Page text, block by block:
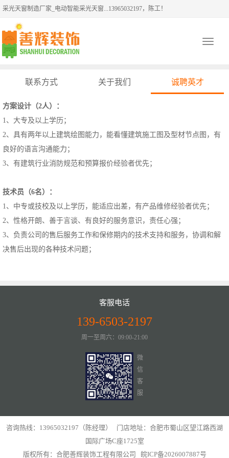
采光天窗制造厂家_电动智能采光天窗...13965032197，陈工！
Toggle
联系方式 关于我们 诚聘英才
方案设计（2人）：
1、大专及以上学历；
2、具有两年以上建筑绘图能力，能看懂建筑施工图及型材节点图，有
良好的语言沟通能力；
3、有建筑行业消防规范和预算报价经验者优先；
技术员（6名）：
1、中专或技校及以上学历，能适应出差，有产品维修经验者优先；
2、性格开朗、善于言谈、有良好的服务意识，责任心强；
3、负责公司的售后服务工作和保修期内的技术支持和服务，协调和解
决售后出现的各种技术问题；
客服电话
139-6503-2197
周一至周六：09:00-21:00
微
信
客
服
咨询热线：13965032197（陈经理） 门店地址：合肥市蜀山区望江路西湖
国际广场C座1725室
版权所有：合肥善辉装饰工程有限公司 皖ICP备2026007887号